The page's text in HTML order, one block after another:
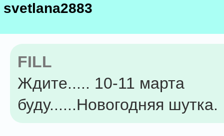
svetlana2883
FILL
Ждите..... 10-11 марта
буду......Новогодняя шутка.